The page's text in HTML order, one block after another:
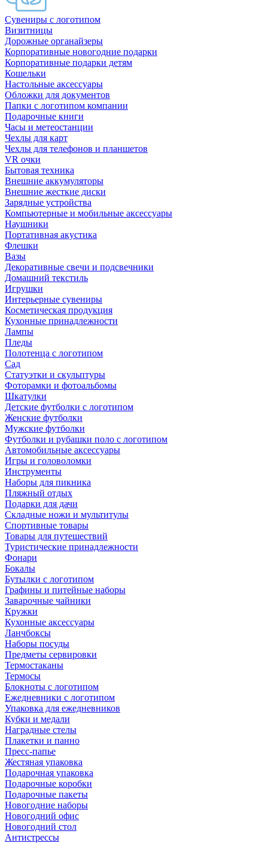
Сувениры с логотипом
Визитницы
Дорожные органайзеры
Корпоративные новогодние подарки
Корпоративные подарки детям
Кошельки
Настольные аксессуары
Обложки для документов
Папки с логотипом компании
Подарочные книги
Часы и метеостанции
Чехлы для карт
Чехлы для телефонов и планшетов
VR очки
Бытовая техника
Внешние аккумуляторы
Внешние жесткие диски
Зарядные устройства
Компьютерные и мобильные аксессуары
Наушники
Портативная акустика
Флешки
Вазы
Декоративные свечи и подсвечники
Домашний текстиль
Игрушки
Интерьерные сувениры
Косметическая продукция
Кухонные принадлежности
Лампы
Пледы
Полотенца с логотипом
Сад
Статуэтки и скульптуры
Фоторамки и фотоальбомы
Шкатулки
Детские футболки с логотипом
Женские футболки
Мужские футболки
Футболки и рубашки поло с логотипом
Автомобильные аксессуары
Игры и головоломки
Инструменты
Наборы для пикника
Пляжный отдых
Подарки для дачи
Складные ножи и мультитулы
Спортивные товары
Товары для путешествий
Туристические принадлежности
Фонари
Бокалы
Бутылки с логотипом
Графины и питейные наборы
Заварочные чайники
Кружки
Кухонные аксессуары
Ланчбоксы
Наборы посуды
Предметы сервировки
Термостаканы
Термосы
Блокноты с логотипом
Ежедневники с логотипом
Упаковка для ежедневников
Кубки и медали
Наградные стелы
Плакетки и панно
Пресс-папье
Жестяная упаковка
Подарочная упаковка
Подарочные коробки
Подарочные пакеты
Новогодние наборы
Новогодний офис
Новогодний стол
Антистрессы